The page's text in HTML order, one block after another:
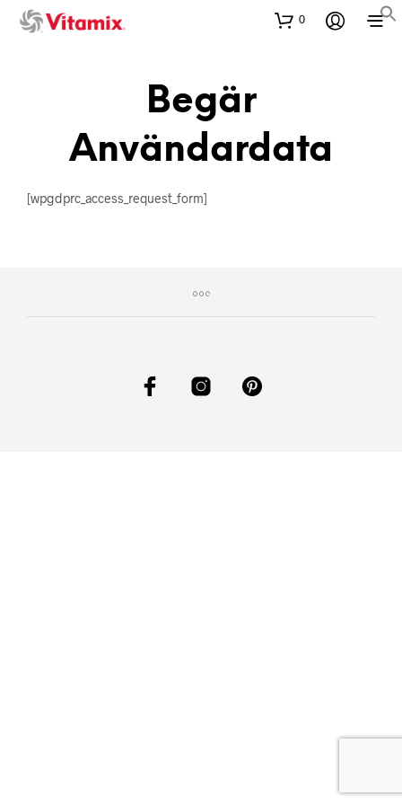
0
Begär
Användardata
[wpgdprc_access_request_form]